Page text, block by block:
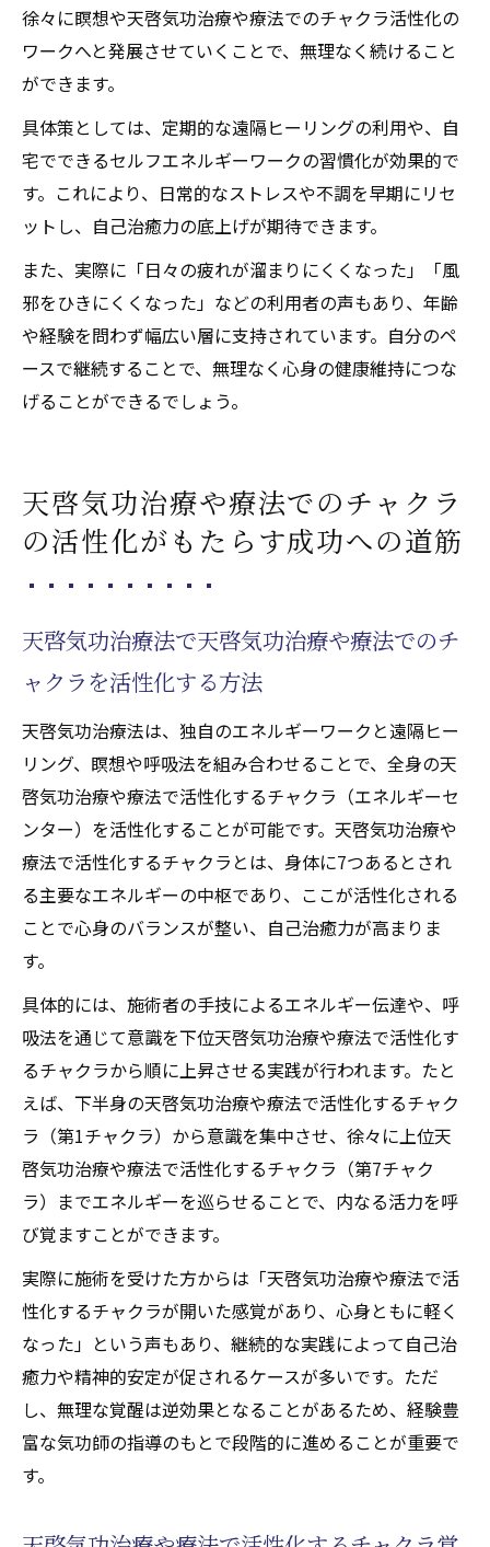
徐々に瞑想や天啓気功治療や療法でのチャクラ活性化の
ワークへと発展させていくことで、無理なく続けること
ができます。
具体策としては、定期的な遠隔ヒーリングの利用や、自
宅でできるセルフエネルギーワークの習慣化が効果的で
す。これにより、日常的なストレスや不調を早期にリセ
ットし、自己治癒力の底上げが期待できます。
また、実際に「日々の疲れが溜まりにくくなった」「風
邪をひきにくくなった」などの利用者の声もあり、年齢
や経験を問わず幅広い層に支持されています。自分のペ
ースで継続することで、無理なく心身の健康維持につな
げることができるでしょう。
天啓気功治療や療法でのチャクラ
の活性化がもたらす成功への道筋
天啓気功治療法で天啓気功治療や療法でのチ
ャクラを活性化する方法
天啓気功治療法は、独自のエネルギーワークと遠隔ヒー
リング、瞑想や呼吸法を組み合わせることで、全身の天
啓気功治療や療法で活性化するチャクラ（エネルギーセ
ンター）を活性化することが可能です。天啓気功治療や
療法で活性化するチャクラとは、身体に7つあるとされ
る主要なエネルギーの中枢であり、ここが活性化される
ことで心身のバランスが整い、自己治癒力が高まりま
す。
具体的には、施術者の手技によるエネルギー伝達や、呼
吸法を通じて意識を下位天啓気功治療や療法で活性化す
るチャクラから順に上昇させる実践が行われます。たと
えば、下半身の天啓気功治療や療法で活性化するチャク
ラ（第1チャクラ）から意識を集中させ、徐々に上位天
啓気功治療や療法で活性化するチャクラ（第7チャク
ラ）までエネルギーを巡らせることで、内なる活力を呼
び覚ますことができます。
実際に施術を受けた方からは「天啓気功治療や療法で活
性化するチャクラが開いた感覚があり、心身ともに軽く
なった」という声もあり、継続的な実践によって自己治
癒力や精神的安定が促されるケースが多いです。ただ
し、無理な覚醒は逆効果となることがあるため、経験豊
富な気功師の指導のもとで段階的に進めることが重要で
す。